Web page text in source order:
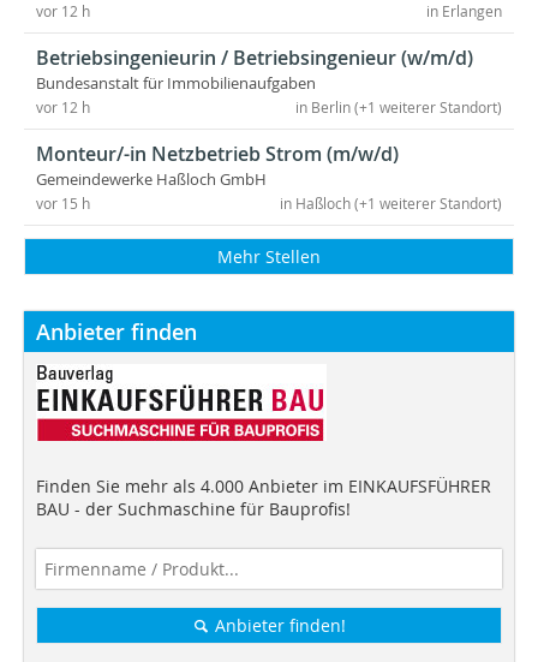
in Erlangen
vor 12 h
Betriebsingenieurin / Betriebsingenieur (w/m/d)
Bundesanstalt für Immobilienaufgaben
in Berlin (+1 weiterer Standort)
vor 12 h
Monteur/-in Netzbetrieb Strom (m/w/d)
Gemeindewerke Haßloch GmbH
in Haßloch (+1 weiterer Standort)
vor 15 h
Mehr Stellen
Anbieter finden
Finden Sie mehr als 4.000 Anbieter im EINKAUFSFÜHRER
BAU - der Suchmaschine für Bauprofis!
Anbieter finden!